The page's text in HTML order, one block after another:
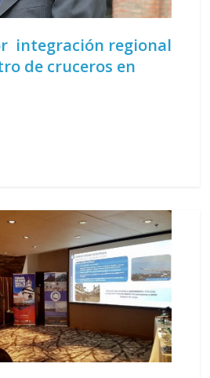
integración regional
de cruceros en